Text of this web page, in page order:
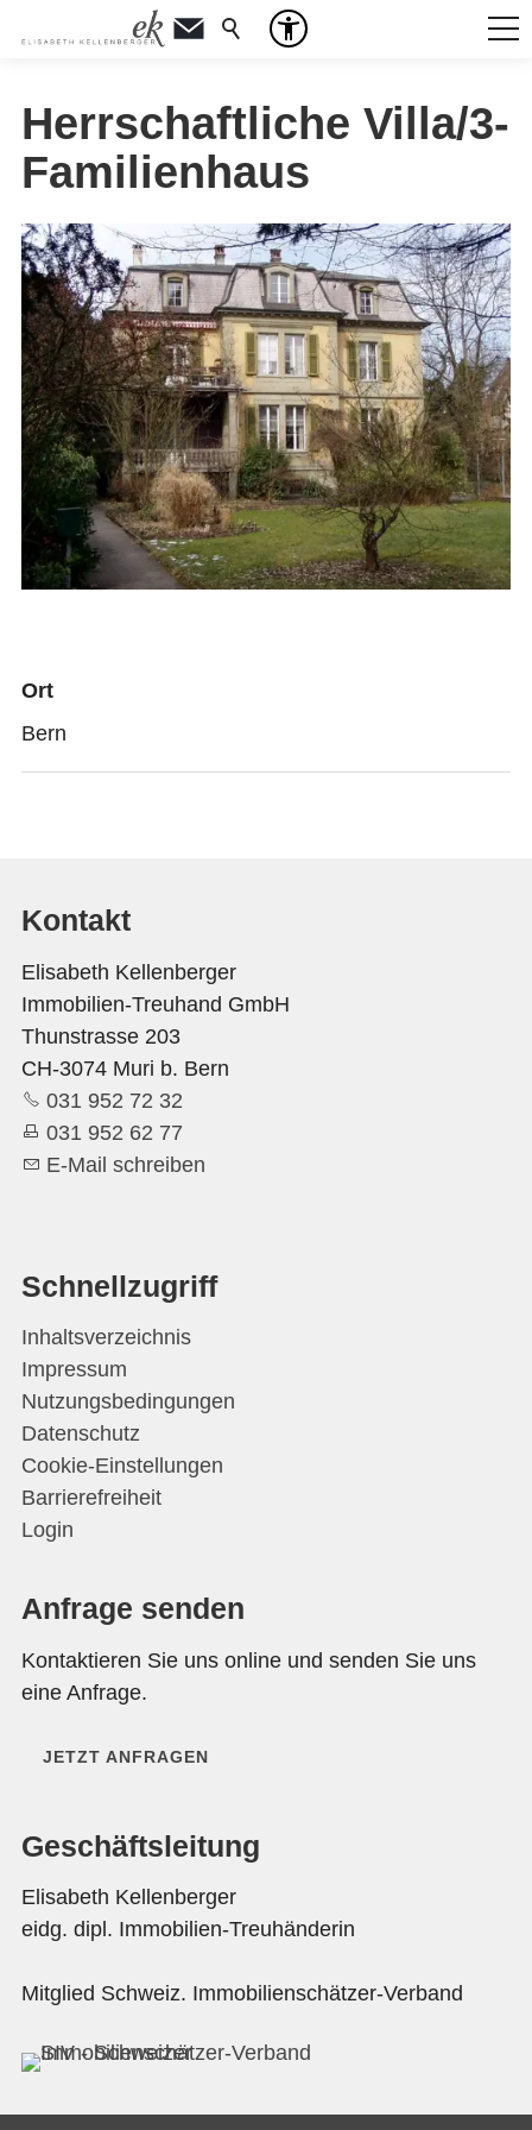
Herrschaftliche Villa/3-
Familienhaus
Ort
Bern
Kontakt
Elisabeth Kellenberger
Immobilien-Treuhand GmbH
Thunstrasse 203
CH-3074 Muri b. Bern
031 952 72 32
031 952 62 77
E-Mail schreiben
Schnellzugriff
Inhaltsverzeichnis
Impressum
Nutzungsbedingungen
Datenschutz
Cookie-Einstellungen
Barrierefreiheit
Login
Anfrage senden
Kontaktieren Sie uns online und senden Sie uns
eine Anfrage.
JETZT ANFRAGEN
Geschäftsleitung
Elisabeth Kellenberger
eidg. dipl. Immobilien-Treuhänderin
Mitglied Schweiz. Immobilienschätzer-Verband